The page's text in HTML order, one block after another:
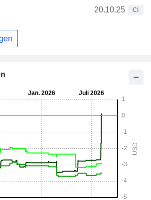
20.10.25
CI